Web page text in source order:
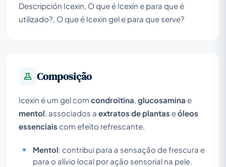
Descripción Icexin, O que é Icexin e para que é
utilizado?, O que é Icexin gel e para que serve?
Composição
Icexin é um gel com condroitina glucosamina e
mentol , associados a extratos de plantaseóleos
essenciais com efeito refrescante.
Mentol: contribui para a sensação de frescura e
para o alívio local por ação sensorial na pele.